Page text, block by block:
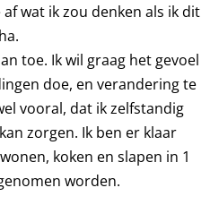
wat ik zou denken als ik dit
toe. Ik wil graag het gevoel
doe, en verandering te
vooral, dat ik zelfstandig
zorgen. Ik ben er klaar
koken en slapen in 1
worden.